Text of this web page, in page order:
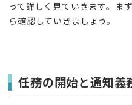
って詳しく見ていきます。ま
ら確認していきましょう。
任務の開始と通知義